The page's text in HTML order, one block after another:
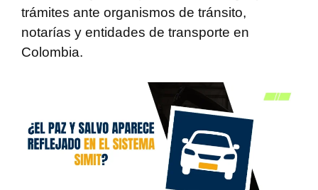
trámites ante organismos de tránsito,
notarías y entidades de transporte en
Colombia.